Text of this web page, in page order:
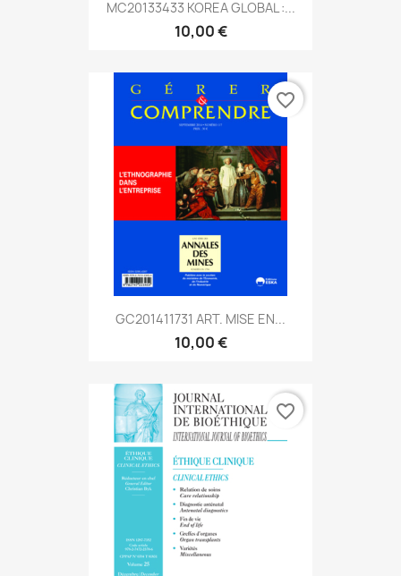
MC20133433 KOREA GLOBAL :...
10,00 €
GC201411731 ART. MISE EN...
10,00 €
favorite_border
favorite_border